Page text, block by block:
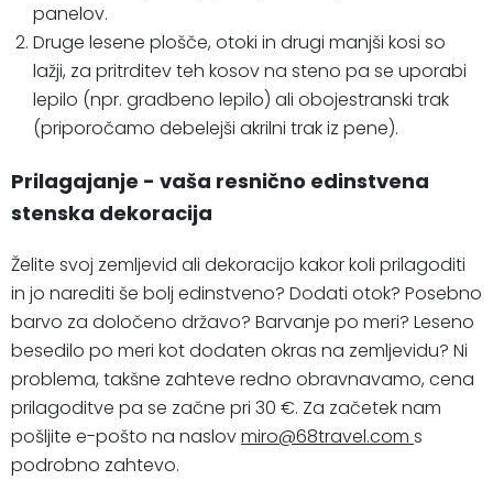
panelov.
Druge lesene plošče, otoki in drugi manjši kosi so
lažji, za pritrditev teh kosov na steno pa se uporabi
lepilo (npr. gradbeno lepilo) ali obojestranski trak
(priporočamo debelejši akrilni trak iz pene).
Prilagajanje - vaša resnično edinstvena
stenska dekoracija
Želite svoj zemljevid ali dekoracijo kakor koli prilagoditi
in jo narediti še bolj edinstveno? Dodati otok? Posebno
barvo za določeno državo? Barvanje po meri? Leseno
besedilo po meri kot dodaten okras na zemljevidu? Ni
problema, takšne zahteve redno obravnavamo, cena
prilagoditve pa se začne pri 30 €. Za začetek nam
pošljite e-pošto na naslovmiro@68travel.com s
podrobno zahtevo.